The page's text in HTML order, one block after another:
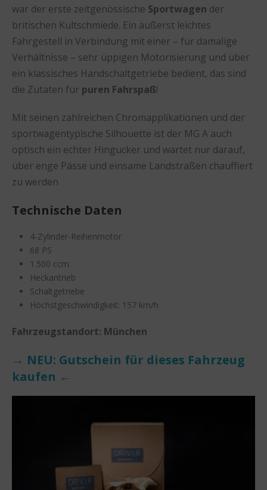
war der erste zeitgenössische Sportwagen der
britischen Kultschmiede. Ein äußerst leichtes
Fahrgestell in Verbindung mit einer – für damalige
Verhältnisse – sehr üppigen Motorisierung und über
ein klassisches Handschaltgetriebe bedient, das sind
die Zutaten für puren Fahrspaß!
Mit seinen zahlreichen Chromapplikationen und der
sportwagentypische Silhouette ist der MG A auch
optisch ein echter Hingucker und wartet nur darauf,
über enge Pässe und einsame Landstraßen chauffiert
zu werden
Technische Daten
4-Zylinder-Reihenmotor
68 PS
1.500 ccm
Heckantrieb
Schaltgetriebe
Höchstgeschwindigkeit: 157 km/h
Fahrzeugstandort: München
→ NEU: Gutschein für dieses Fahrzeug
kaufen ←